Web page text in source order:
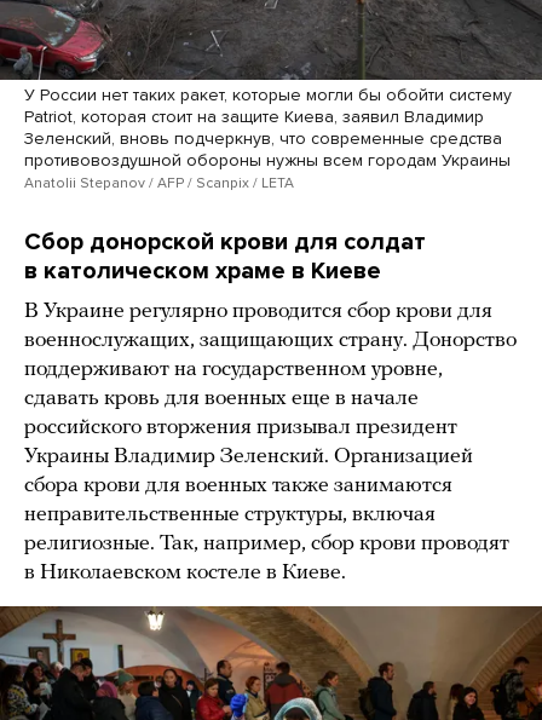
У России нет таких ракет, которые могли бы обойти систему
Patriot, которая стоит на защите Киева, заявил Владимир
Зеленский, вновь подчеркнув, что современные средства
противовоздушной обороны нужны всем городам Украины
Anatolii Stepanov / AFP / Scanpix / LETA
Сбор донорской крови для солдат
в католическом храме в Киеве
В Украине регулярно проводится сбор крови для
военнослужащих, защищающих страну. Донорство
поддерживают на государственном уровне,
сдавать кровь для военных еще в начале
российского вторжения призывал президент
Украины Владимир Зеленский. Организацией
сбора крови для военных также занимаются
неправительственные структуры, включая
религиозные. Так, например, сбор крови проводят
в Николаевском костеле в Киеве.